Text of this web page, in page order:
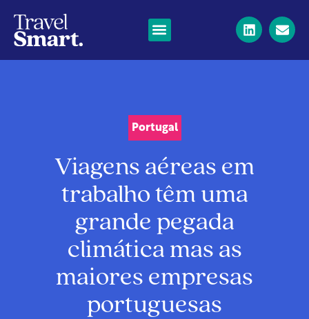
Portugal
Viagens aéreas em
trabalho têm uma
grande pegada
climática mas as
maiores empresas
portuguesas